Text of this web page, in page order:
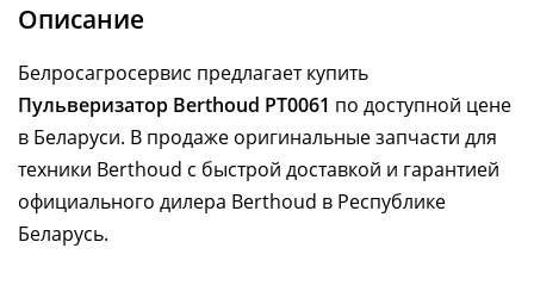
Описание
Белросагросервис предлагает купить
Пульверизатор Berthoud PT0061 по доступной цене
в Беларуси. В продаже оригинальные запчасти для
техники Berthoud с быстрой доставкой и гарантией
официального дилера Berthoud в Республике
Беларусь.